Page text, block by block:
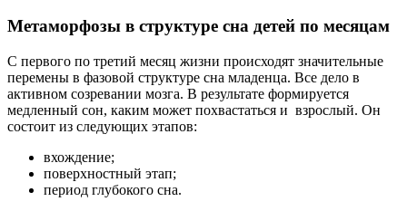
Метаморфозы в структуре сна детей по месяцам
С первого по третий месяц жизни происходят значительные
перемены в фазовой структуре сна младенца. Все дело в
активном созревании мозга. В результате формируется
медленный сон, каким может похвастаться и взрослый. Он
состоит из следующих этапов:
вхождение;
поверхностный этап;
период глубокого сна.